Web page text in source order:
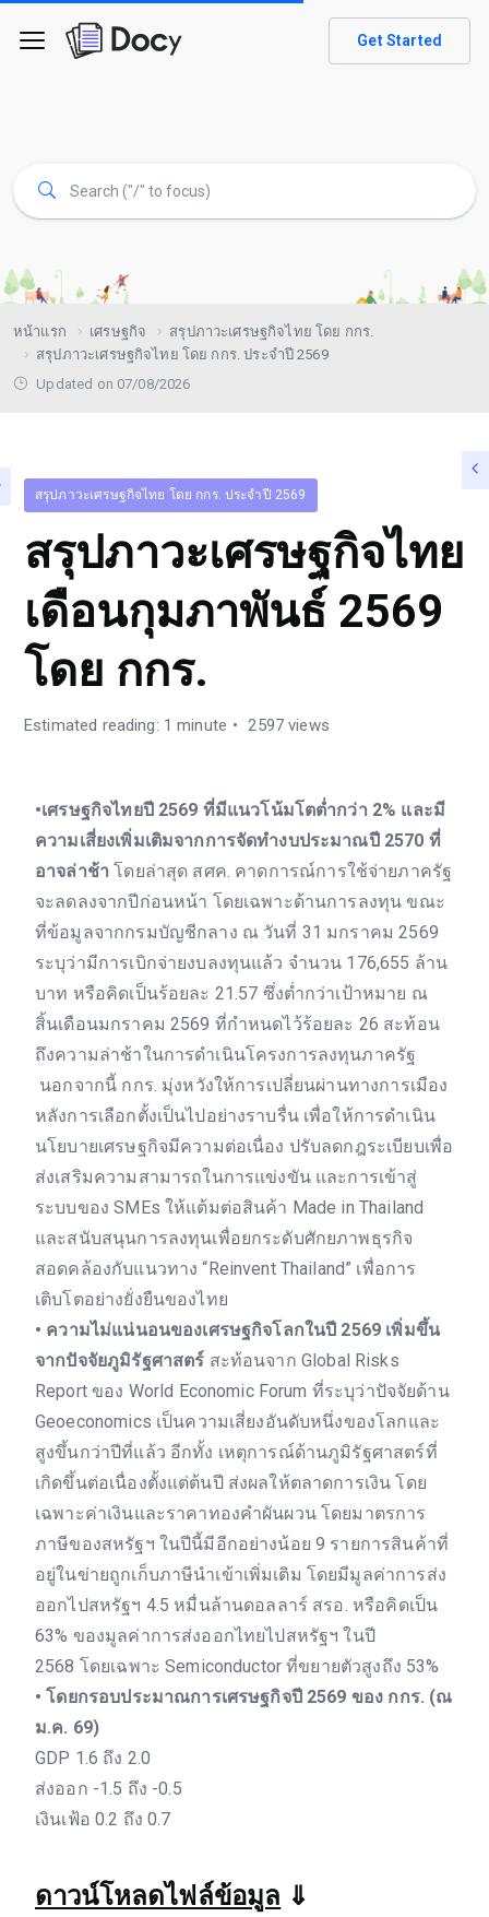
Get Started
หน้าแรก เศรษฐกิจ
สรุปภาวะเศรษฐกิจไทย โดย กกร.
สรุปภาวะเศรษฐกิจไทย โดย กกร. ประจำปี 2569
Updated on 07/08/2026
สรุปภาวะเศรษฐกิจไทย โดย กกร. ประจำปี 2569
สรุปภาวะเศรษฐกิจไทย
เดือนกุมภาพันธ์ 2569
โดย กกร.
Estimated reading: 1 minute 2597 views
•เศรษฐกิจไทยปี 2569 ที่มีแนวโน้มโตต่ำกว่า 2% และมี
ความเสี่ยงเพิ่มเติมจากการจัดทำงบประมาณปี 2570 ที่
อาจล่าช้า โดยล่าสุด สศค. คาดการณ์การใช้จ่ายภาครัฐ
จะลดลงจากปีก่อนหน้า โดยเฉพาะด้านการลงทุน ขณะ
ที่ข้อมูลจากกรมบัญชีกลาง ณ วันที่ 31 มกราคม 2569
ระบุว่ามีการเบิกจ่ายงบลงทุนแล้ว จำนวน 176,655 ล้าน
บาท หรือคิดเป็นร้อยละ 21.57 ซึ่งต่ำกว่าเป้าหมาย ณ
สิ้นเดือนมกราคม 2569 ที่กำหนดไว้ร้อยละ 26 สะท้อน
ถึงความล่าช้าในการดำเนินโครงการลงทุนภาครัฐ
นอกจากนี้ กกร. มุ่งหวังให้การเปลี่ยนผ่านทางการเมือง
หลังการเลือกตั้งเป็นไปอย่างราบรื่น เพื่อให้การดำเนิน
นโยบายเศรษฐกิจมีความต่อเนื่อง ปรับลดกฎระเบียบเพื่อ
ส่งเสริมความสามารถในการแข่งขัน และการเข้าสู่
ระบบของ SMEs ให้แต้มต่อสินค้า Made in Thailand
และสนับสนุนการลงทุนเพื่อยกระดับศักยภาพธุรกิจ
สอดคล้องกับแนวทาง “Reinvent Thailand” เพื่อการ
เติบโตอย่างยั่งยืนของไทย
• ความไม่แน่นอนของเศรษฐกิจโลกในปี 2569 เพิ่มขึ้น
จากปัจจัยภูมิรัฐศาสตร์ สะท้อนจาก Global Risks
Report ของ World Economic Forum ที่ระบุว่าปัจจัยด้าน
Geoeconomics เป็นความเสี่ยงอันดับหนึ่งของโลกและ
สูงขึ้นกว่าปีที่แล้ว อีกทั้ง เหตุการณ์ด้านภูมิรัฐศาสตร์ที่
เกิดขึ้นต่อเนื่องตั้งแต่ต้นปี ส่งผลให้ตลาดการเงิน โดย
เฉพาะค่าเงินและราคาทองคำผันผวน โดยมาตรการ
ภาษีของสหรัฐฯ ในปีนี้มีอีกอย่างน้อย 9 รายการสินค้าที่
อยู่ในข่ายถูกเก็บภาษีนำเข้าเพิ่มเติม โดยมีมูลค่าการส่ง
ออกไปสหรัฐฯ 4.5 หมื่นล้านดอลลาร์ สรอ. หรือคิดเป็น
63% ของมูลค่าการส่งออกไทยไปสหรัฐฯ ในปี
2568 โดยเฉพาะ Semiconductor ที่ขยายตัวสูงถึง 53%
• โดยกรอบประมาณการเศรษฐกิจปี 2569 ของ กกร. (ณ
ม.ค. 69)
GDP 1.6 ถึง 2.0
ส่งออก -1.5 ถึง -0.5
เงินเฟ้อ 0.2 ถึง 0.7
ดาวน์โหลดไฟล์ข้อมูล ⇓